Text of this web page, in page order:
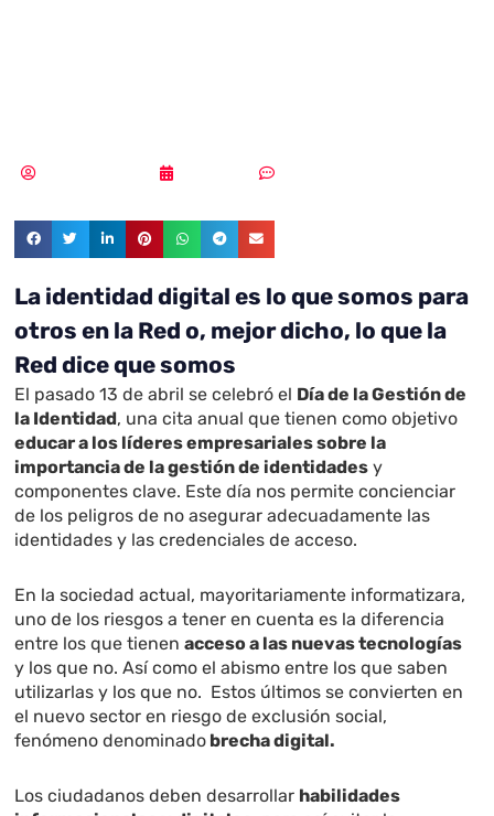
La identidad digital es lo que somos para
otros en la Red o, mejor dicho, lo que la
Red dice que somos
El pasado 13 de abril se celebró el Día de la Gestión de
la Identidad, una cita anual que tienen como objetivo
educar a los líderes empresariales sobre la
importancia de la gestión de identidades y
componentes clave. Este día nos permite concienciar
de los peligros de no asegurar adecuadamente las
identidades y las credenciales de acceso.
En la sociedad actual, mayoritariamente informatizara,
uno de los riesgos a tener en cuenta es la diferencia
entre los que tienenacceso a las nuevas tecnologías
y los que no. Así como el abismo entre los que saben
utilizarlas y los que no. Estos últimos se convierten en
el nuevo sector en riesgo de exclusión social,
fenómeno denominado brecha digital.
Los ciudadanos deben desarrollar habilidades